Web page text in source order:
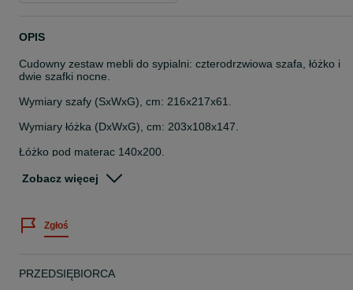
OPIS
Cudowny zestaw mebli do sypialni: czterodrzwiowa szafa, łóżko i
dwie szafki nocne.
Wymiary szafy (SxWxG), cm: 216x217x61.
Wymiary łóżka (DxWxG), cm: 203x108x147.
Łóżko pod materac 140x200.
Wymiary szafki nocnej (SxWxG), cm: 51x61x38.
Szafa wyposażona w drążek (w środkowej i lewej części) oraz półki
(po prawej stronie).
Zobacz więcej
Zgłoś
PRZEDSIĘBIORCA